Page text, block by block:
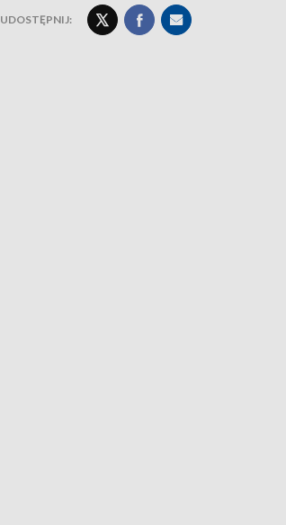
UDOSTĘPNIJ: